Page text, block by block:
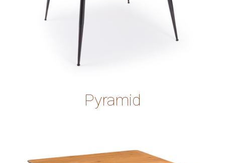
Pyramid